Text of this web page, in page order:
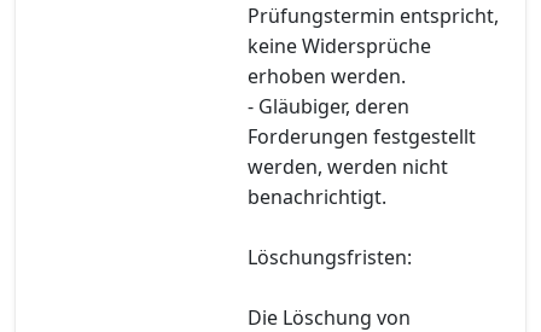
Prüfungstermin entspricht,
keine Widersprüche
erhoben werden.
- Gläubiger, deren
Forderungen festgestellt
werden, werden nicht
benachrichtigt.
Löschungsfristen:
Die Löschung von